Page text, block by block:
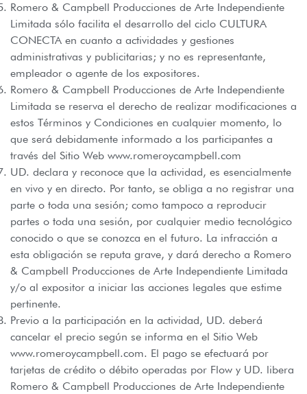
Romero & Campbell Producciones de Arte Independiente
Limitada sólo facilita el desarrollo del ciclo CULTURA
CONECTA en cuanto a actividades y gestiones
administrativas y publicitarias; y no es representante,
empleador o agente de los expositores.
Romero & Campbell Producciones de Arte Independiente
Limitada se reserva el derecho de realizar modificaciones a
estos Términos y Condiciones en cualquier momento, lo
que será debidamente informado a los participantes a
través del Sitio Web www.romeroycampbell.com
UD. declara y reconoce que la actividad, es esencialmente
en vivo y en directo. Por tanto, se obliga a no registrar una
parte o toda una sesión; como tampoco a reproducir
partes o toda una sesión, por cualquier medio tecnológico
conocido o que se conozca en el futuro. La infracción a
esta obligación se reputa grave, y dará derecho a Romero
& Campbell Producciones de Arte Independiente Limitada
y/o al expositor a iniciar las acciones legales que estime
pertinente.
Previo a la participación en la actividad, UD. deberá
cancelar el precio según se informa en el Sitio Web
www.romeroycampbell.com. El pago se efectuará por
tarjetas de crédito o débito operadas por Flow y UD. libera
Romero & Campbell Producciones de Arte Independiente